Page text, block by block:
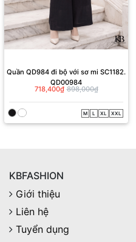
Quần QD984 đi bộ với sơ mi SC1182.
QD00984
718,400₫ 898,000₫
M L XL XXL
KBFASHION
Giới thiệu
Liên hệ
Tuyển dụng